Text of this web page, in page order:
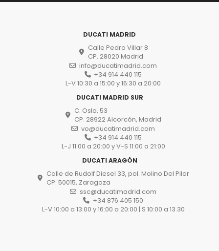
DUCATI MADRID
Calle Pedro Villar 8
CP. 28020 Madrid
info@ducatimadrid.com
+34 914 440 115
L-V 10:30 a 15:00 y 16:30 a 20:00
DUCATI MADRID SUR
C. Oslo, 53
CP. 28922 Alcorcón, Madrid
vo@ducatimadrid.com
+34 914 440 115
L-J 11:00 a 20:00 y V-S 11:00 a 21:00
DUCATI ARAGÓN
Calle de Rudolf Diesel 33, pol. Molino Del Pilar
CP. 50015, Zaragoza
ssc@ducatimadrid.com
+34 876 405 150
L-V 10:00 a 13:00 y 16:00 a 20:00 | S 10:00 a 13.30